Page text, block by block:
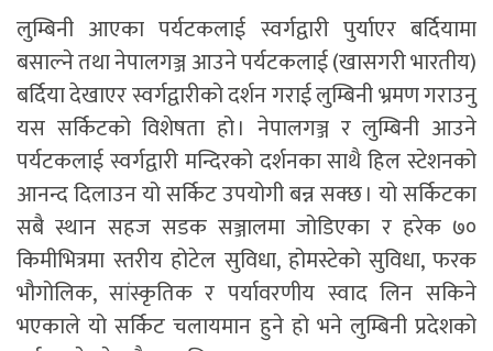
लुम्बिनी आएका पर्यटकलाई स्वर्गद्वारी पुर्याएर बर्दियामा
बसाल्ने तथा नेपालगञ्ज आउने पर्यटकलाई (खासगरी भारतीय)
बर्दिया देखाएर स्वर्गद्वारीको दर्शन गराई लुम्बिनी भ्रमण गराउनु
यस सर्किटको विशेषता हो । नेपालगञ्ज र लुम्बिनी आउने
पर्यटकलाई स्वर्गद्वारी मन्दिरको दर्शनका साथै हिल स्टेशनको
आनन्द दिलाउन यो सर्किट उपयोगी बन्न सक्छ । यो सर्किटका
सबै स्थान सहज सडक सञ्जालमा जोडिएका र हरेक ७०
किमीभित्रमा स्तरीय होटेल सुविधा, होमस्टेको सुविधा, फरक
भौगोलिक, सांस्कृतिक र पर्यावरणीय स्वाद लिन सकिने
भएकाले यो सर्किट चलायमान हुने हो भने लुम्बिनी प्रदेशको